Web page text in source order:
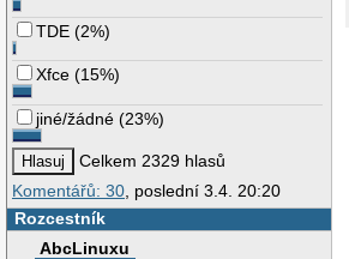
TDE (2%)
Xfce (15%)
jiné/žádné (23%)
Celkem 2329 hlasů
Komentářů: 30, poslední 3.4. 20:20
Rozcestník
AbcLinuxu